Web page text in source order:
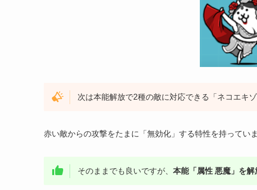
次は本能解放で2種の敵に対応できる「ネコエキゾ
赤い敵からの攻撃をたまに「無効化」する特性を持っていま
そのままでも良いですが、 本能「属性 悪魔」を解